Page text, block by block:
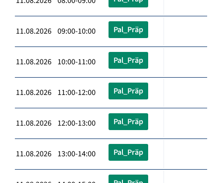
11.08.2026 09:00-10:00 Pal_Präp
11.08.2026 10:00-11:00 Pal_Präp
11.08.2026 11:00-12:00 Pal_Präp
11.08.2026 12:00-13:00 Pal_Präp
11.08.2026 13:00-14:00 Pal_Präp